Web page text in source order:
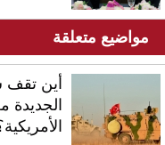
مواضيع متعلقة
أين تقف
الجديدة